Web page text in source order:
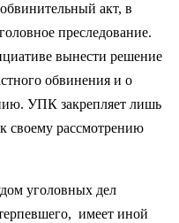
акт, в
преследование.
вынести решение
обвинения и о
УПК закрепляет лишь
своему рассмотрению
уголовных дел
имеет иной